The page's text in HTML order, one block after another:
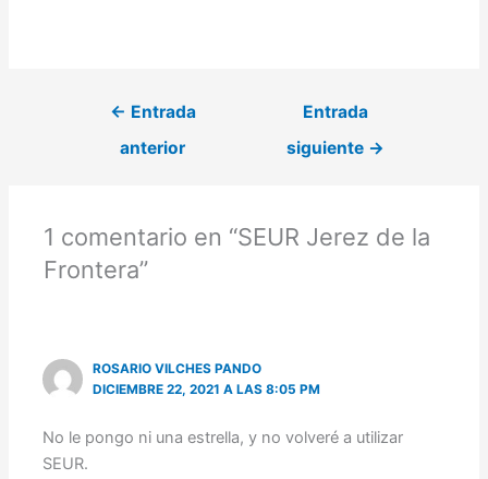
← Entrada
anterior
Entrada
siguiente →
1 comentario en “SEUR Jerez de la
Frontera”
ROSARIO VILCHES PANDO
DICIEMBRE 22, 2021 A LAS 8:05 PM
No le pongo ni una estrella, y no volveré a utilizar
SEUR.